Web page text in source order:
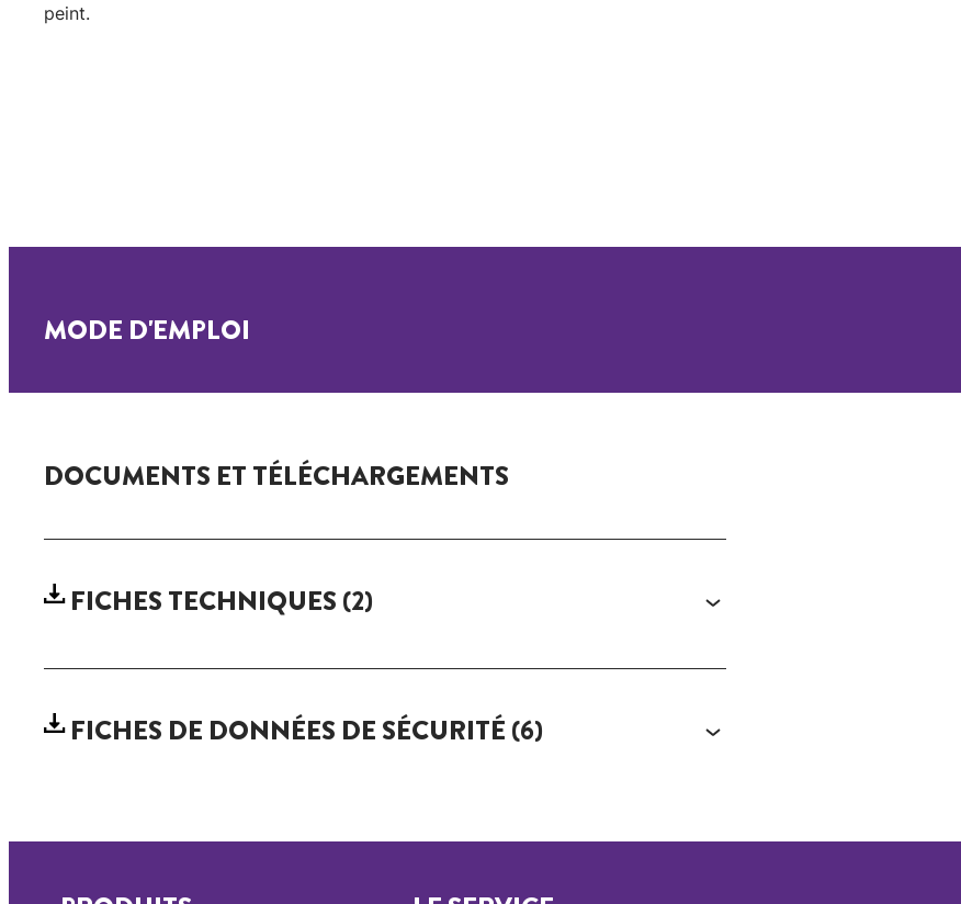
peint.
MODE D'EMPLOI
DOCUMENTS ET TÉLÉCHARGEMENTS
FICHES TECHNIQUES (2)
FICHES DE DONNÉES DE SÉCURITÉ (6)